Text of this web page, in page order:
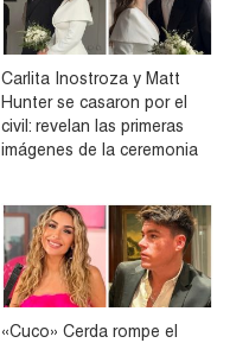
Carlita Inostroza y Matt
Hunter se casaron por el
civil: revelan las primeras
imágenes de la ceremonia
«Cuco» Cerda rompe el